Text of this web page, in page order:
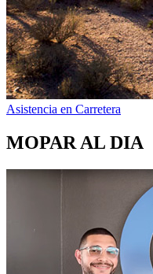
Asistencia en Carretera
MOPAR AL DIA